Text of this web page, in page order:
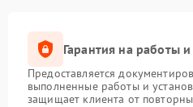
Гарантия на работы и
Предоставляется
выполненные работы и
защищает клиента от